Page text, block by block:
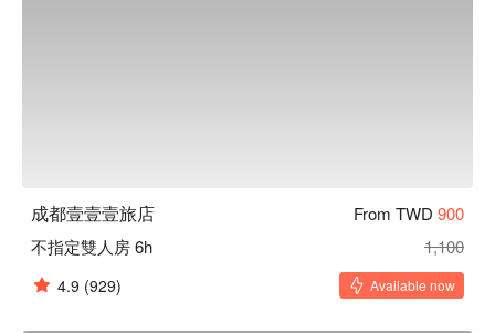
成都壹壹壹旅店 From TWD 900
不指定雙人房 6h
1,100
4.9 (929) Available now